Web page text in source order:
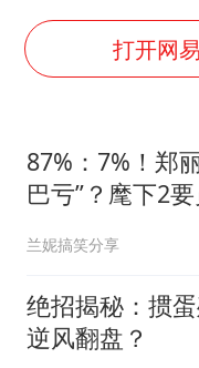
打开网
87%：7%！郑
巴亏”？麾下2
狈，国民党未
兰妮搞笑分享
绝招揭秘：掼
逆风翻盘？